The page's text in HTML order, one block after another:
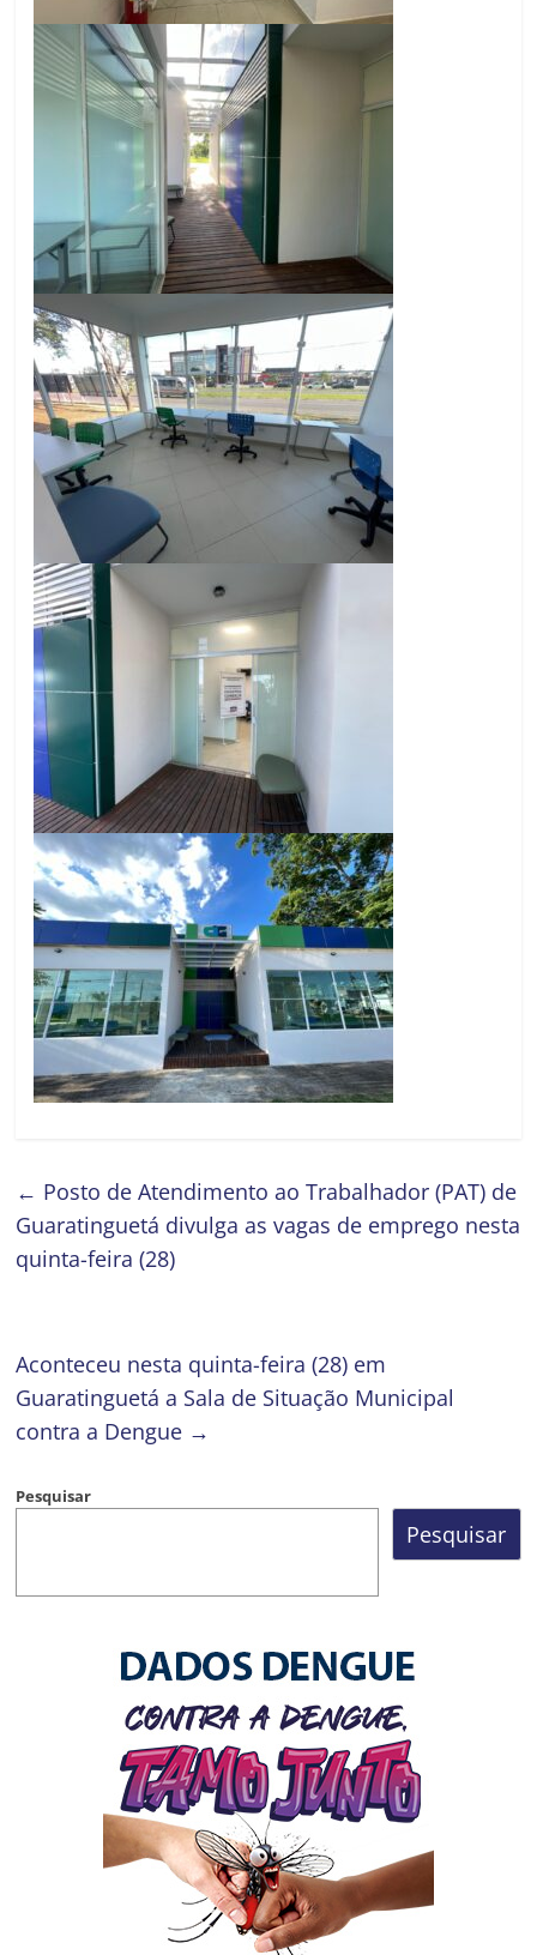
← Posto de Atendimento ao Trabalhador (PAT) de
Guaratinguetá divulga as vagas de emprego nesta
quinta-feira (28)
Aconteceu nesta quinta-feira (28) em
Guaratinguetá a Sala de Situação Municipal
contra a Dengue →
Pesquisar
Pesquisar